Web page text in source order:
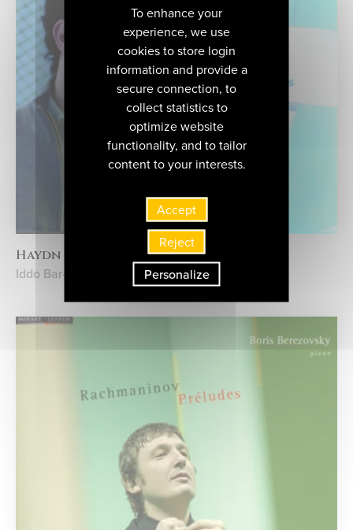
Haydn - Sonates
Iddo Bar-Shaï
To enhance your
experience, we use
cookies to store login
information and provide a
secure connection, to
collect statistics to
optimize website
functionality, and to tailor
content to your interests.
Accept
Reject
Personalize